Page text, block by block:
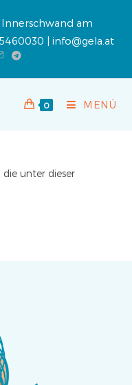
Innerschwand am
| info@gela.at
0 MENÜ
unter dieser